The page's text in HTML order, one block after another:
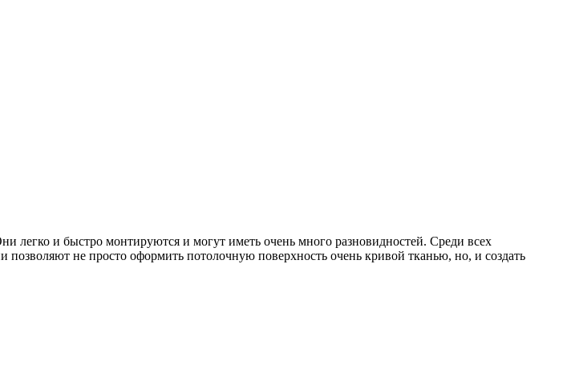
легко и быстро монтируются и могут иметь очень много разновидностей. Среди всех
позволяют не просто оформить потолочную поверхность очень кривой тканью, но, и создать